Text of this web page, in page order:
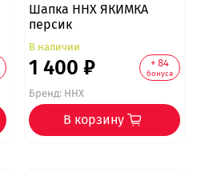
Шапка ННХ ЯКИМКА
персик
В наличии
1 400 ₽ + 84
бонуса
Бренд:ННХ
В корзину